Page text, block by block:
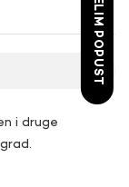
i druge
ŽELIM POPUST